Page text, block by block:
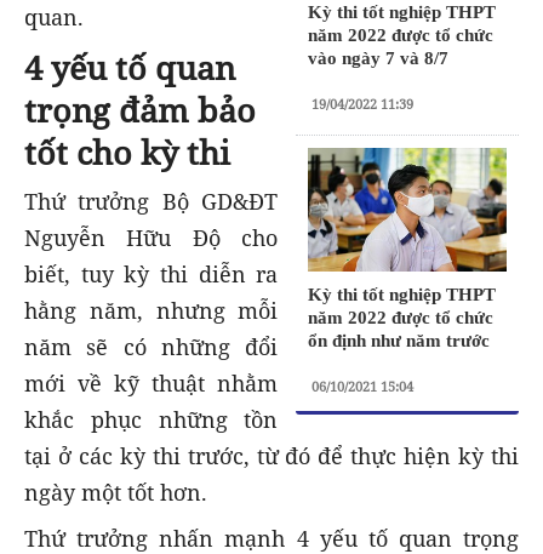
Kỳ thi tốt nghiệp THPT
năm 2022 được tổ chức
vào ngày 7 và 8/7
19/04/2022 11:39
Kỳ thi tốt nghiệp THPT
năm 2022 được tổ chức
ổn định như năm trước
06/10/2021 15:04
quan.
4 yếu tố quan
trọng đảm bảo
tốt cho kỳ thi
Thứ trưởng Bộ GD&ĐT
Nguyễn Hữu Độ cho
biết, tuy kỳ thi diễn ra
hằng năm, nhưng mỗi
năm sẽ có những đổi
mới về kỹ thuật nhằm
khắc phục những tồn
tại ở các kỳ thi trước, từ đó để thực hiện kỳ thi
ngày một tốt hơn.
Thứ trưởng nhấn mạnh 4 yếu tố quan trọng